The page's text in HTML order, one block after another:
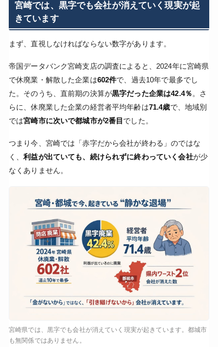
宮崎では、黒字でも会社が消えていく現実が起
きています
まず、直視しなければならない数字があります。
帝国データバンク宮崎支店の調査によると、2024年に宮崎県
で休廃業・解散した企業は602件で、過去10年で最多でし
た。そのうち、直前期の決算が黒字だった企業は42.4％。さ
らに、休廃業した企業の経営者平均年齢は71.4歳で、地域別
では宮崎市に次いで都城市が2番目 でした。
つまり今、宮崎では「赤字だから会社が終わる」のではな
く、利益が出ていても、続けられずに終わっていく会社が少
なくありません。
宮崎県では、黒字でも会社が消えていく現実が起きています。都城市
も無関係ではありません。